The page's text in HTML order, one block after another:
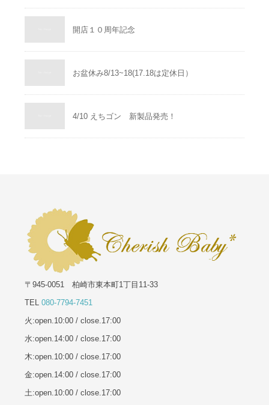
開店１０周年記念
お盆休み8/13~18(17.18は定休日）
4/10 えちゴン 新製品発売！
〒945-0051 柏崎市東本町1丁目11-33
TEL 080-7794-7451
火:open.10:00 / close.17:00
水:open.14:00 / close.17:00
木:open.10:00 / close.17:00
金:open.14:00 / close.17:00
土:open.10:00 / close.17:00